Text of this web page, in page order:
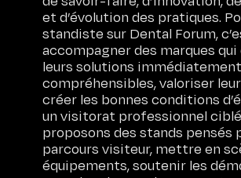
et d’évolution des pratiques.
standiste sur Dental Forum,
accompagner des marques
leurs solutions immédiatement
compréhensibles, valoriser
créer les bonnes conditions
un visitorat professionnel
proposons des stands pensés
parcours visiteur, mettre en
équipements, soutenir les